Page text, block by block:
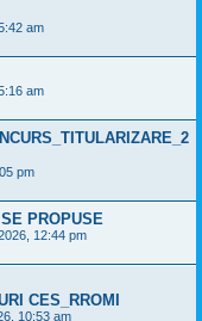
am
am
pm
PROPUSE
12:44 pm
CES_RROMI
10:53 am